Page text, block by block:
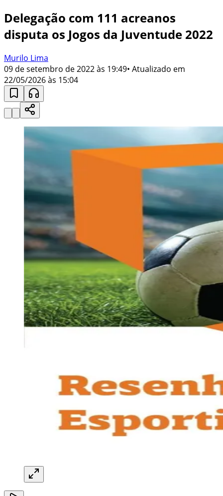
Delegação com 111 acreanos
disputa os Jogos da Juventude 2022
Murilo Lima
09 de setembro de 2022 às 19:49• Atualizado em
22/05/2026 às 15:04